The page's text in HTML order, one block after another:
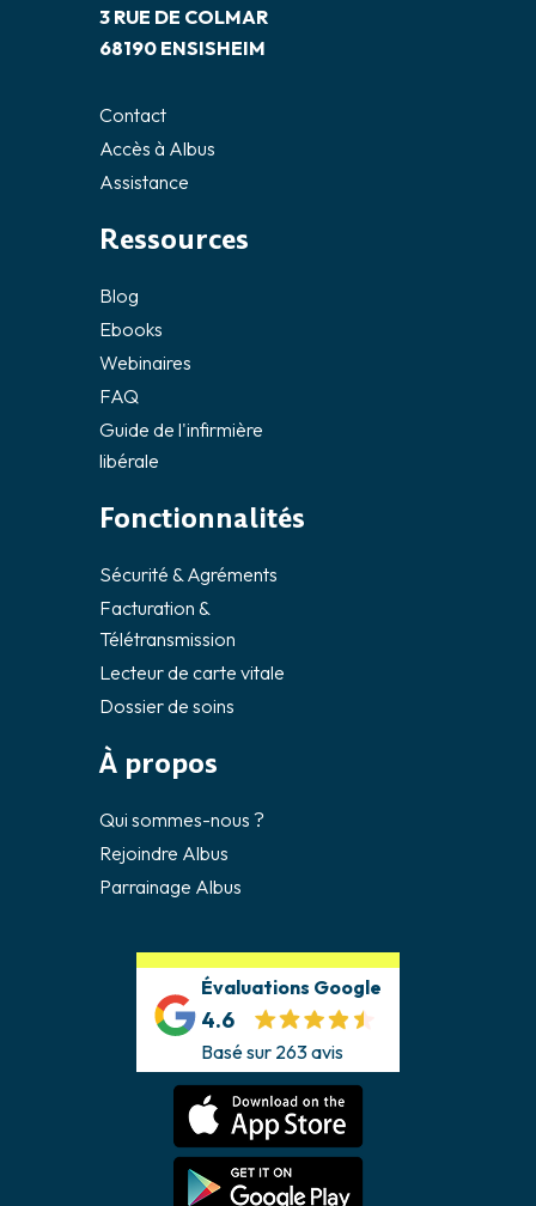
À propos
Qui sommes-nous ?
Rejoindre Albus
Parrainage Albus
Fonctionnalités
Sécurité & Agréments
Facturation &
Télétransmission
Lecteur de carte vitale
Dossier de soins
Ressources
Blog
Ebooks
Webinaires
FAQ
Guide de l'infirmière
libérale
3 RUE DE COLMAR
68190 ENSISHEIM
Contact
Accès à Albus
Assistance
Évaluations Google
4.6
Basé sur 263 avis